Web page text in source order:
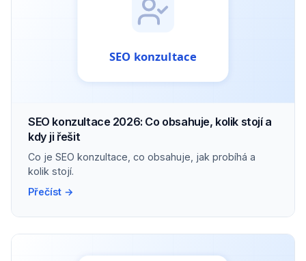
SEO konzultace 2026: Co obsahuje, kolik stojí a
kdy ji řešit
Co je SEO konzultace, co obsahuje, jak probíhá a
kolik stojí.
Přečíst →